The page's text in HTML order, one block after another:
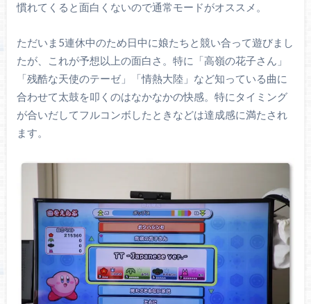
慣れてくると面白くないので通常モードがオススメ。
ただいま5連休中のため日中に娘たちと競い合って遊びまし
たが、これが予想以上の面白さ。特に「高嶺の花子さん」
「残酷な天使のテーゼ」「情熱大陸」など知っている曲に
合わせて太鼓を叩くのはなかなかの快感。特にタイミング
が合いだしてフルコンボしたときなどは達成感に満たされ
ます。